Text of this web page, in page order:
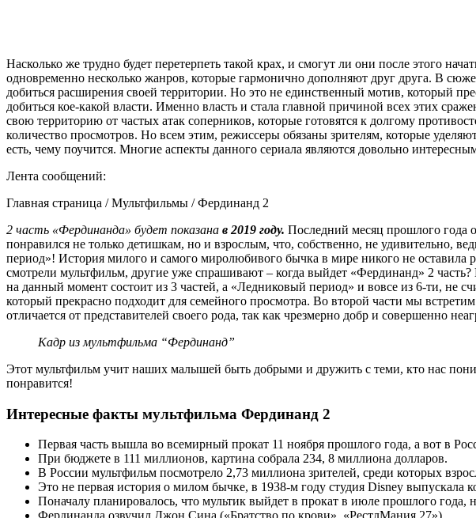
Насколько же трудно будет перетерпеть такой крах, и смогут ли они после этого
одновременно несколько жанров, которые гармонично дополняют друг друга. В
добиться расширения своей территории. Но это не единственный мотив, который
добиться кое-какой власти. Именно власть и стала главной причиной всех этих
свою территорию от частых атак соперников, которые готовятся к долгому
количество просмотров. Но всем этим, режиссеры обязаны зрителям, которые
есть, чему поучится. Многие аспекты данного сериала являются довольно
Лента сообщений:
Главная страница / Мультфильмы / Фердинанд 2
2 часть «Фердинанда» будет показана в 2019 году. Последний месяц прошлого года
понравился не только детишкам, но и взрослым, что, собственно, не удивительно,
период»! История милого и самого миролюбивого бычка в мире никого не
смотрели мультфильм, другие уже спрашивают – когда выйдет «Фердинанд» 2
на данный момент состоит из 3 частей, а «Ледниковый период» и вовсе из 6-ти, не
который прекрасно подходит для семейного просмотра. Во второй части мы
отличается от представителей своего рода, так как чрезмерно добр и совершенно
Кадр из мультфильма “Фердинанд”
Этот мультфильм учит наших малышей быть добрыми и дружить с теми, кто нас
понравится!
Интересные факты мультфильма Фердинанд 2
Первая часть вышла во всемирный прокат 11 ноября прошлого года, а вот в
При бюджете в 111 миллионов, картина собрала 234, 8 миллиона долларов.
В России мультфильм посмотрело 2,73 миллиона зрителей, среди которых
Это не первая история о милом бычке, в 1938-м году студия Disney выпускала
Поначалу планировалось, что мультик выйдет в прокат в июле прошлого года,